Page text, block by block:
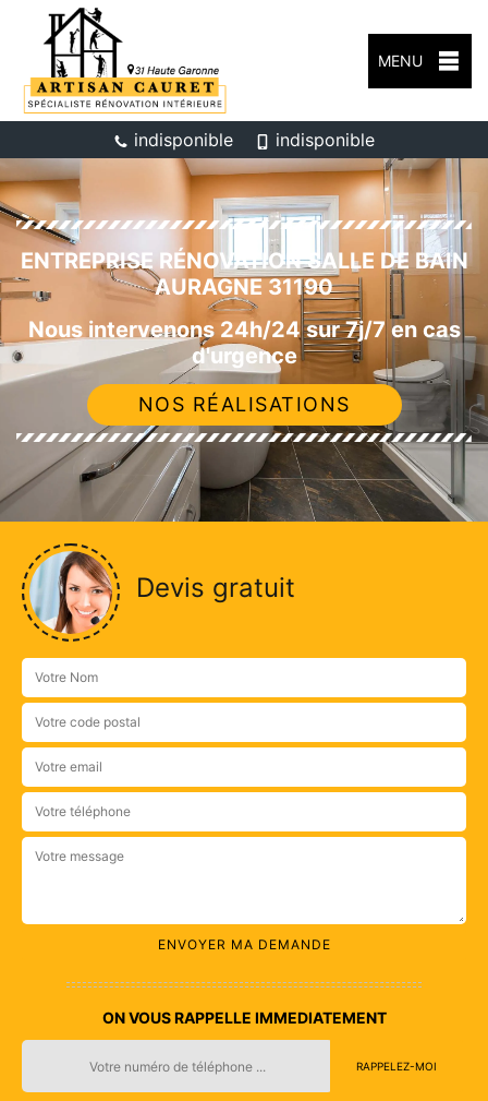
MENU
indisponible indisponible
ENTREPRISE RÉNOVATION SALLE DE BAIN
AURAGNE 31190
Nous intervenons 24h/24 sur 7j/7 en cas
d'urgence
NOS RÉALISATIONS
Devis gratuit
ON VOUS RAPPELLE IMMEDIATEMENT